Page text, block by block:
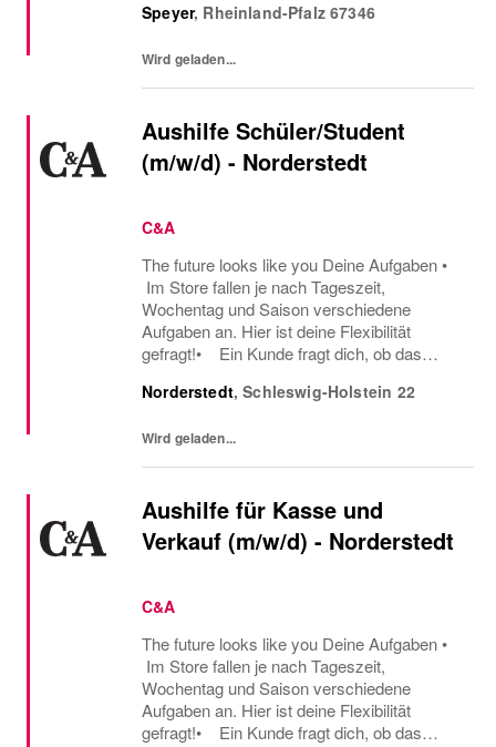
gut zu der neuen Hose passt – hier...
Speyer, Rheinland-Pfalz 67346
Wird geladen...
Aushilfe Schüler/Student
(m/w/d) - Norderstedt
C&A
The future looks like you Deine Aufgaben •
Im Store fallen je nach Tageszeit,
Wochentag und Saison verschiedene
Aufgaben an. Hier ist deine Flexibilität
gefragt!• Ein Kunde fragt dich, ob das
Größe verfügbar ist oder welcher Gürtel gut
Norderstedt,Schleswig-Holstein 22
Wird geladen...
Aushilfe für Kasse und
Verkauf (m/w/d) - Norderstedt
C&A
The future looks like you Deine Aufgaben •
Im Store fallen je nach Tageszeit,
Wochentag und Saison verschiedene
Aufgaben an. Hier ist deine Flexibilität
gefragt!• Ein Kunde fragt dich, ob das